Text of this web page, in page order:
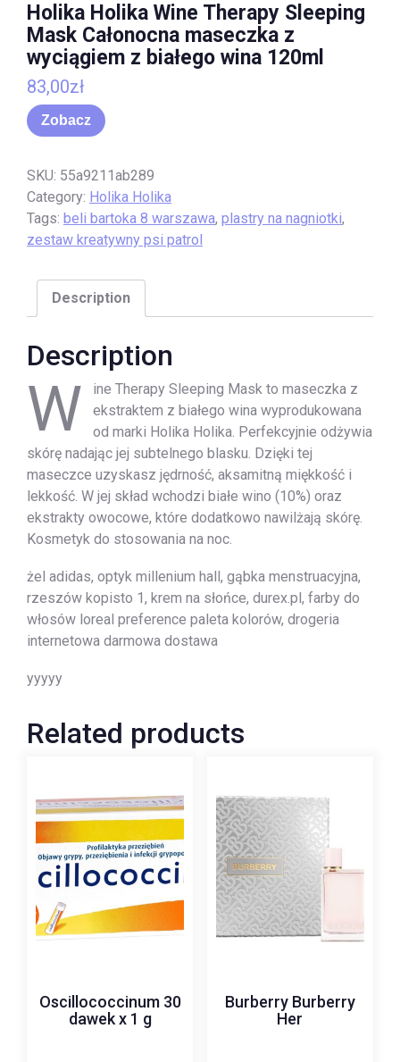
Holika Holika Wine Therapy Sleeping
Mask Całonocna maseczka z
wyciągiem z białego wina 120ml
83,00zł
Zobacz
SKU: 55a9211ab289
Category: Holika Holika
Tags: beli bartoka 8 warszawa, plastry na nagniotki,
zestaw kreatywny psi patrol
Description
Description
W
ine Therapy Sleeping Mask to maseczka z
ekstraktem z białego wina wyprodukowana
od marki Holika Holika. Perfekcyjnie odżywia
skórę nadając jej subtelnego blasku. Dzięki tej
maseczce uzyskasz jędrność, aksamitną miękkość i
lekkość. W jej skład wchodzi białe wino (10%) oraz
ekstrakty owocowe, które dodatkowo nawilżają skórę.
Kosmetyk do stosowania na noc.
żel adidas, optyk millenium hall, gąbka menstruacyjna,
rzeszów kopisto 1, krem na słońce, durex.pl, farby do
włosów loreal preference paleta kolorów, drogeria
internetowa darmowa dostawa
yyyyy
Related products
Oscillococcinum 30
dawek x 1 g
Burberry Burberry
Her